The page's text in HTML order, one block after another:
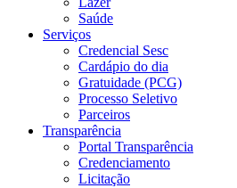
Saúde
Serviços
Credencial Sesc
Cardápio do dia
Gratuidade (PCG)
Processo Seletivo
Parceiros
Transparência
Portal Transparência
Credenciamento
Licitação